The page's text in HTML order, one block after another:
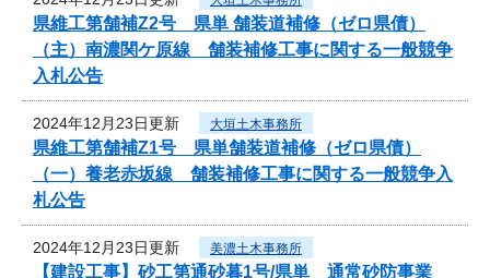
県維工第舗補Z2号 県単 舗装道補修（ゼロ県債）
（主）南濃関ケ原線 舗装補修工事に関する一般競争
入札公告
2024年12月23日更新 大垣土木事務所
県維工第舗補Z1号 県単舗装道補修（ゼロ県債）
（一）養老赤坂線 舗装補修工事に関する一般競争入
札公告
2024年12月23日更新 美濃土木事務所
【建設工事】砂工第通砂暮1号/県単 通常砂防事業